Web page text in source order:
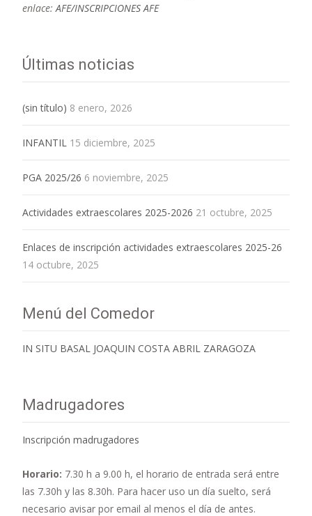
enlace:AFE/INSCRIPCIONES AFE
Últimas noticias
(sin título) 8 enero, 2026
INFANTIL 15 diciembre, 2025
PGA 2025/26 6 noviembre, 2025
Actividades extraescolares 2025-2026 21 octubre, 2025
Enlaces de inscripción actividades extraescolares 2025-26
14 octubre, 2025
Menú del Comedor
IN SITU BASAL JOAQUIN COSTA ABRIL ZARAGOZA
Madrugadores
Inscripción madrugadores
Horario: 7.30 h a 9.00 h, el horario de entrada será entre
las 7.30h y las 8.30h. Para hacer uso un día suelto, será
necesario avisar por email al menos el día de antes.